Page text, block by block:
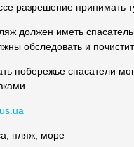
разрешение принимать
должен иметь
обследовать и
побережье спасатели
; пляж; море